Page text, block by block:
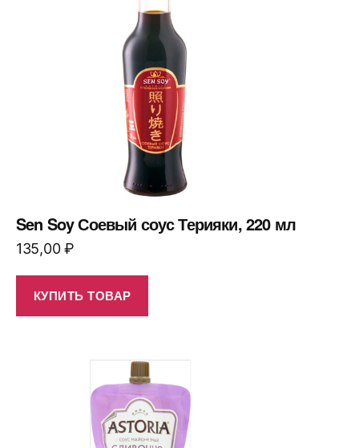
Sen Soy Соевый соус Терияки, 220 мл
135,00₽
КУПИТЬ ТОВАР